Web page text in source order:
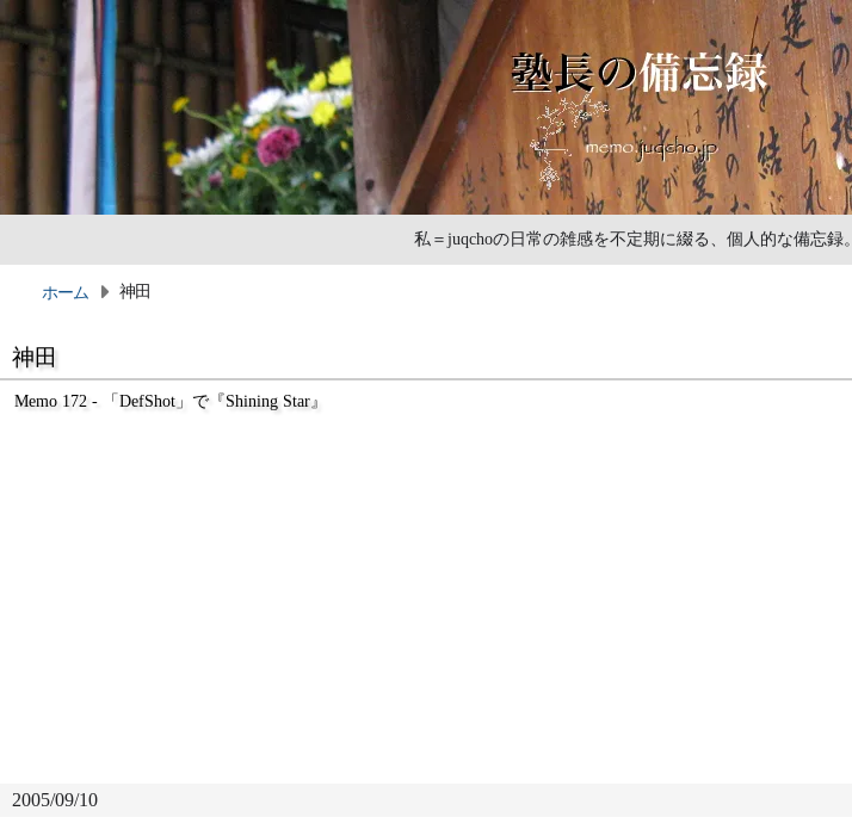
私＝juqchoの日常の雑感を不定期に綴る、個人的な備忘録。
ホーム 神田
神田
Memo 172 - 「DefShot」で『Shining Star』
2005/09/10